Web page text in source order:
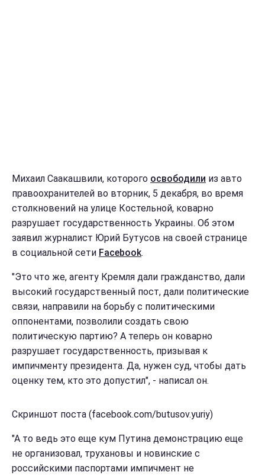
Михаил Саакашвили, которого освободили из авто
правоохранителей во вторник, 5 декабря, во время
столкновений на улице Костельной, коварно
разрушает государственность Украины. Об этом
заявил журналист Юрий Бутусов на своей странице
в социальной сети Facebook.
"Это что же, агенту Кремля дали гражданство, дали
высокий государственный пост, дали политические
связи, направили на борьбу с политическими
оппонентами, позволили создать свою
политическую партию? А теперь он коварно
разрушает государственность, призывая к
импичменту президента. Да, нужен суд, чтобы дать
оценку тем, кто это допустил", - написал он.
Скриншот поста (facebook.com/butusov.yuriy)
"А то ведь это еще кум Путина демонстрацию еще
не организовал, трухановы и новинские с
российскими паспортами импичмент не